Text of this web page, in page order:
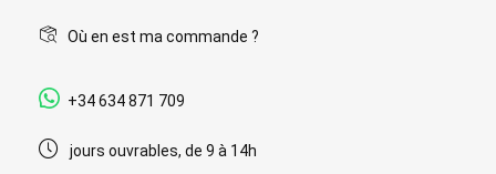
Où en est ma commande ?
+34 634 871 709
jours ouvrables, de 9 à 14h